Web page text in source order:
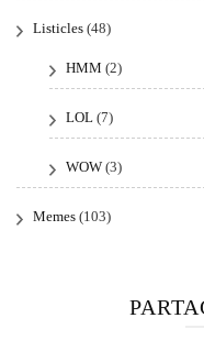
Listicles (48)
HMM (2)
LOL (7)
WOW (3)
Memes (103)